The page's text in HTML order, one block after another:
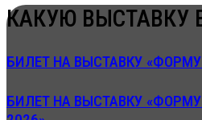
КАКУЮ ВЫСТАВКУ
БИЛЕТ НА ВЫСТАВКУ
БИЛЕТ НА ВЫСТАВКУ